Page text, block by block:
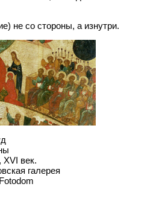
не со стороны, а изнутри.
XVI век.
галерея